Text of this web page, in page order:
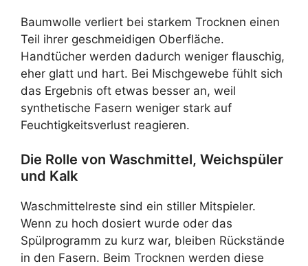
Baumwolle verliert bei starkem Trocknen einen
Teil ihrer geschmeidigen Oberfläche.
Handtücher werden dadurch weniger flauschig,
eher glatt und hart. Bei Mischgewebe fühlt sich
das Ergebnis oft etwas besser an, weil
synthetische Fasern weniger stark auf
Feuchtigkeitsverlust reagieren.
Die Rolle von Waschmittel, Weichspüler
und Kalk
Waschmittelreste sind ein stiller Mitspieler.
Wenn zu hoch dosiert wurde oder das
Spülprogramm zu kurz war, bleiben Rückstände
in den Fasern. Beim Trocknen werden diese